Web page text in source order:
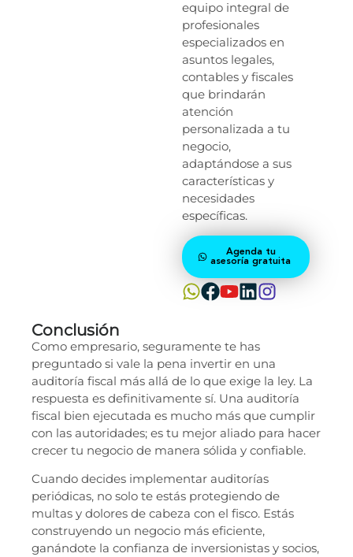
equipo integral de
profesionales
especializados en
asuntos legales,
contables y fiscales
que brindarán
atención
personalizada a tu
negocio,
adaptándose a sus
características y
necesidades
específicas.
Agenda tu
asesoría gratuita
Conclusión
Como empresario, seguramente te has
preguntado si vale la pena invertir en una
auditoría fiscal más allá de lo que exige la ley. La
respuesta es definitivamente sí. Una auditoría
fiscal bien ejecutada es mucho más que cumplir
con las autoridades; es tu mejor aliado para hacer
crecer tu negocio de manera sólida y confiable.
Cuando decides implementar auditorías
periódicas, no solo te estás protegiendo de
multas y dolores de cabeza con el fisco. Estás
construyendo un negocio más eficiente,
ganándote la confianza de inversionistas y socios,